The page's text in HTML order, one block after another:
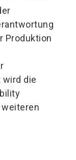
Produktion
die
weiteren